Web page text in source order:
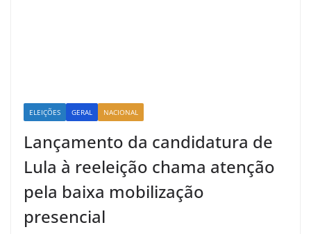
ELEIÇÕES GERAL NACIONAL
Lançamento da candidatura de
Lula à reeleição chama atenção
pela baixa mobilização
presencial